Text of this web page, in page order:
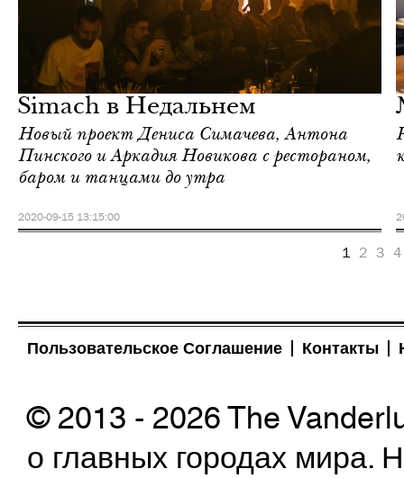
Simach в Недальнем
Новый проект Дениса Симачева, Антона
Пинского и Аркадия Новикова с рестораном,
баром и танцами до утра
2020-09-15 13:15:00
1 2 3 4
Пользовательское Соглашение Контакты
© 2013 - 2026 The
о главных городах